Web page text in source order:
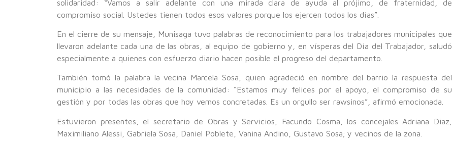
solidaridad: “Vamos a salir adelante con una mirada clara de ayuda al prójimo, de fraternidad, de
compromiso social. Ustedes tienen todos esos valores porque los ejercen todos los días”.
En el cierre de su mensaje, Munisaga tuvo palabras de reconocimiento para los trabajadores municipales que
llevaron adelante cada una de las obras, al equipo de gobierno y, en vísperas del Día del Trabajador, saludó
especialmente a quienes con esfuerzo diario hacen posible el progreso del departamento.
También tomó la palabra la vecina Marcela Sosa, quien agradeció en nombre del barrio la respuesta del
municipio a las necesidades de la comunidad: “Estamos muy felices por el apoyo, el compromiso de su
gestión y por todas las obras que hoy vemos concretadas. Es un orgullo ser rawsinos”, afirmó emocionada.
Estuvieron presentes, el secretario de Obras y Servicios, Facundo Cosma, los concejales Adriana Diaz,
Maximiliano Alessi, Gabriela Sosa, Daniel Poblete, Vanina Andino, Gustavo Sosa; y vecinos de la zona.